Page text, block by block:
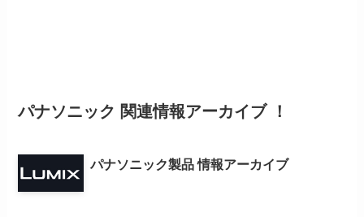
パナソニック 関連情報アーカイブ ！
パナソニック製品 情報アーカイブ